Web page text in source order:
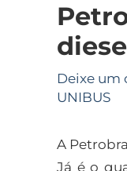
Deixe um
UNIBUS
A
Já é o